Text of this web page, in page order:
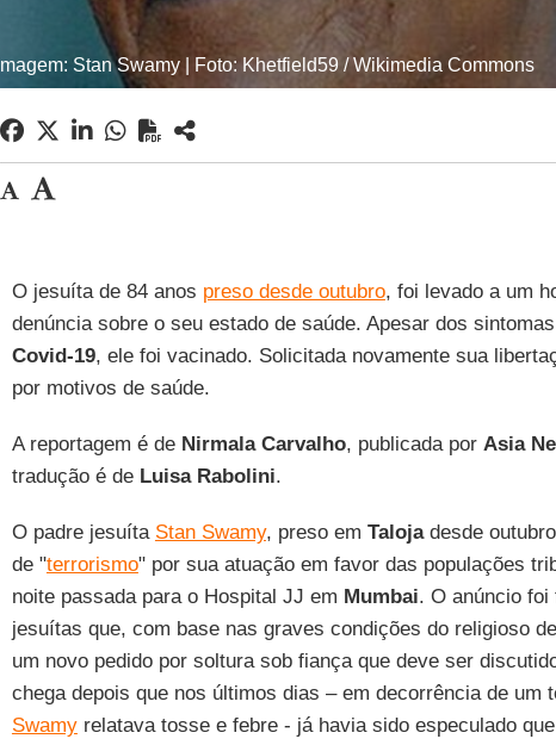
Imagem: Stan Swamy | Foto: Khetfield59 / Wikimedia Commons
O jesuíta de 84 anos preso desde outubro, foi levado a um
denúncia sobre o seu estado de saúde. Apesar dos
Covid-19, ele foi vacinado. Solicitada novamente sua
por motivos de saúde.
A reportagem é de Nirmala Carvalho, publicada por Asia
tradução é de Luisa Rabolini.
O padre jesuíta Stan Swamy, preso em Talojadesde
de "terrorismo" por sua atuação em favor das populações
noite passada para o Hospital JJ em Mumbai. O anúncio
jesuítas que, com base nas graves condições do religioso
um novo pedido por soltura sob fiança que deve ser
chega depois que nos últimos dias – em decorrência de um
Swamyrelatava tosse e febre - já havia sido especulado